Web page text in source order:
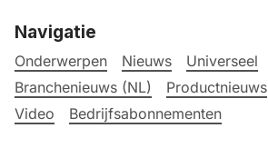
Navigatie
Onderwerpen Nieuws
Universeel
Branchenieuws (NL)
Productnieuws
Video
Bedrijfsabonnementen